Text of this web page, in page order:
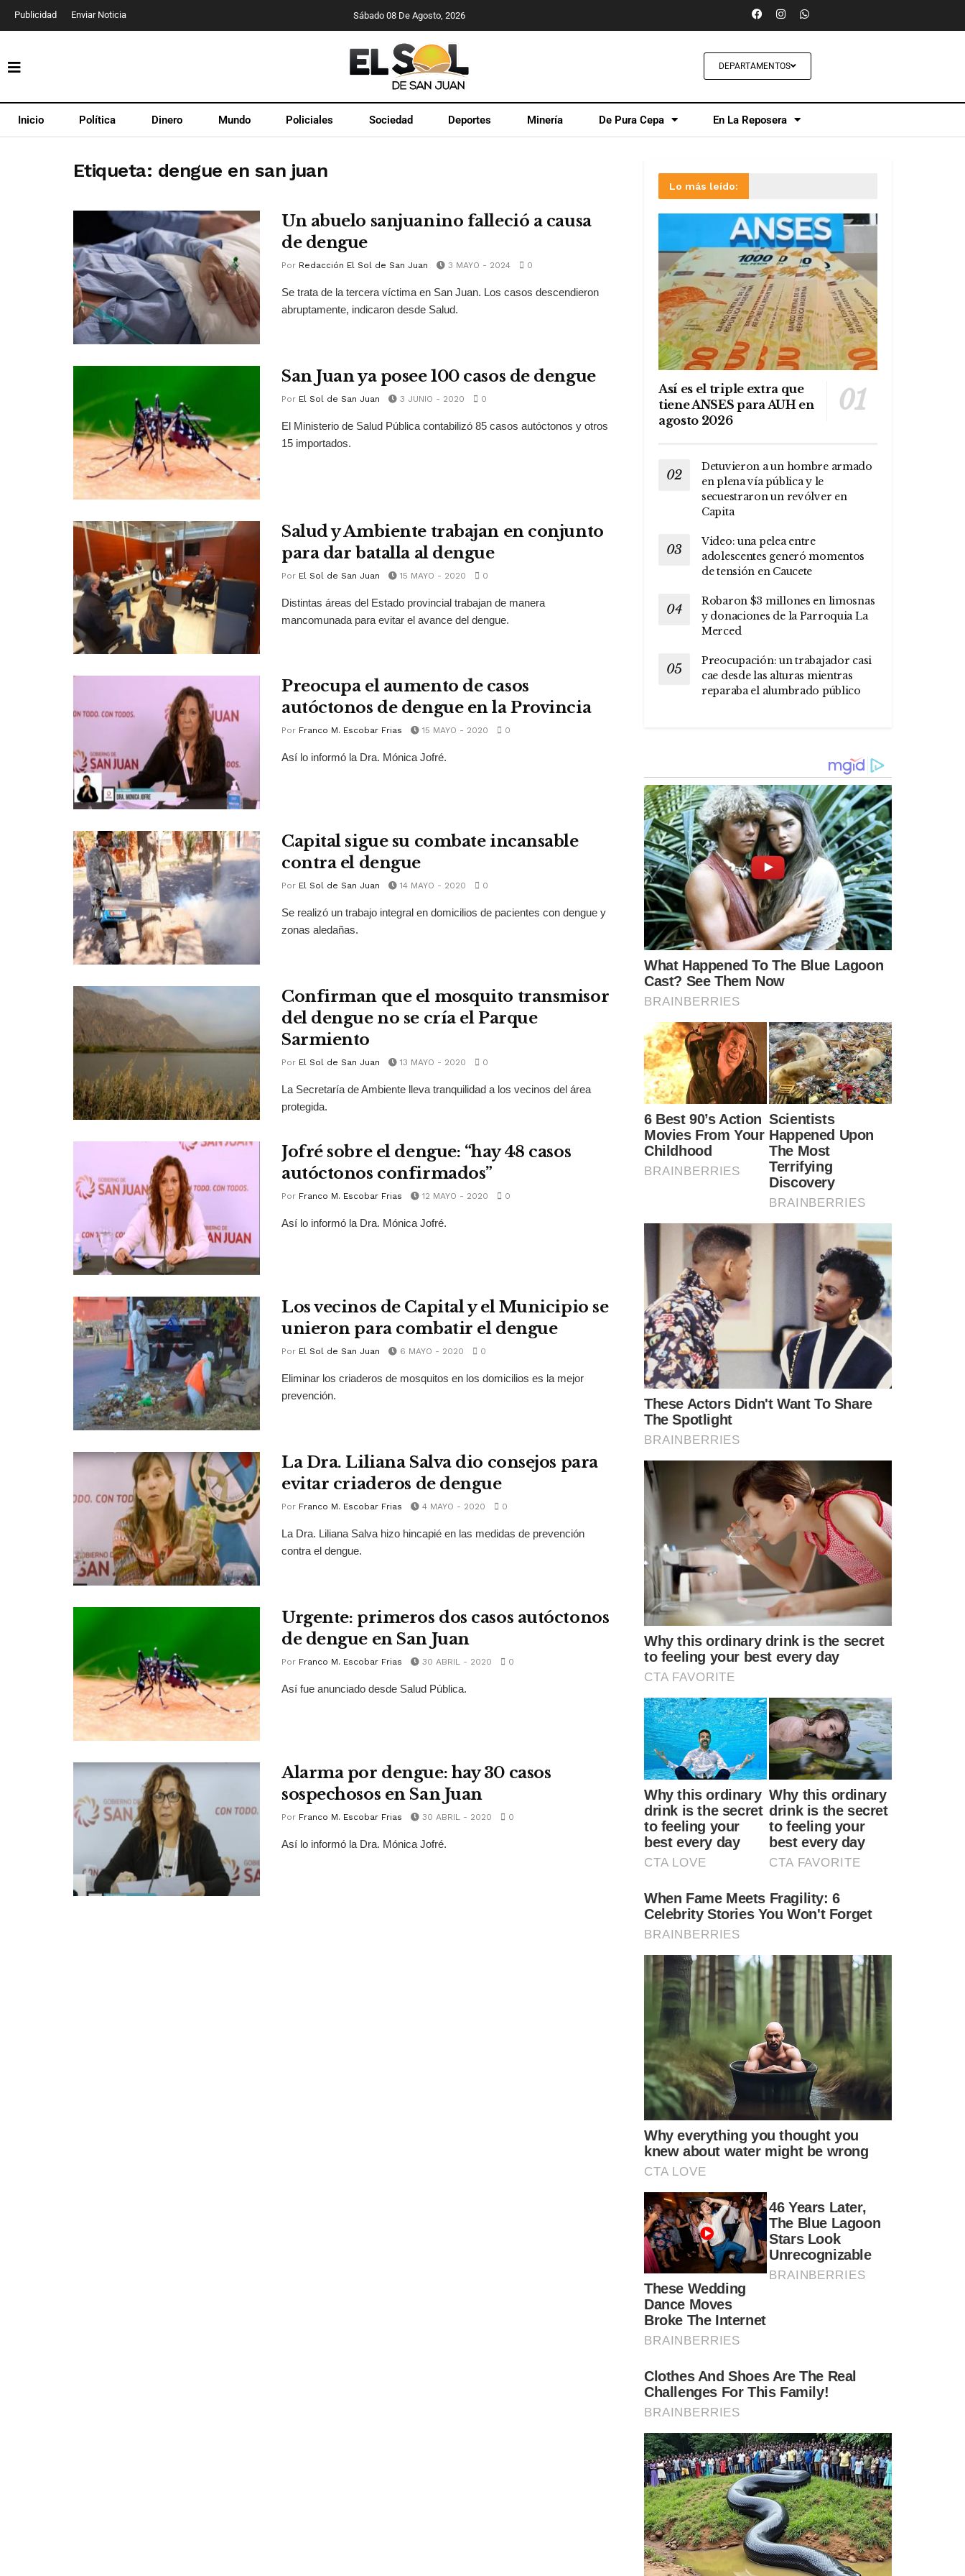
Publicidad Enviar Noticia Sábado 08 De Agosto, 2026
DEPARTAMENTOS
Inicio Política Dinero Mundo Policiales Sociedad Deportes Minería De Pura Cepa En La Reposera
Etiqueta: dengue en san juan
Un abuelo sanjuanino falleció a causa
de dengue
Por Redacción El Sol de San Juan 3 MAYO - 2024 0
Se trata de la tercera víctima en San Juan. Los casos descendieron
abruptamente, indicaron desde Salud.
San Juan ya posee 100 casos de dengue
Por El Sol de San Juan 3 JUNIO - 2020 0
El Ministerio de Salud Pública contabilizó 85 casos autóctonos y otros
15 importados.
Salud y Ambiente trabajan en conjunto
para dar batalla al dengue
Por El Sol de San Juan 15 MAYO - 2020 0
Distintas áreas del Estado provincial trabajan de manera
mancomunada para evitar el avance del dengue.
Preocupa el aumento de casos
autóctonos de dengue en la Provincia
Por Franco M. Escobar Frias 15 MAYO - 2020 0
Así lo informó la Dra. Mónica Jofré.
Capital sigue su combate incansable
contra el dengue
Por El Sol de San Juan 14 MAYO - 2020 0
Se realizó un trabajo integral en domicilios de pacientes con dengue y
zonas aledañas.
Confirman que el mosquito transmisor
del dengue no se cría el Parque
Sarmiento
Por El Sol de San Juan 13 MAYO - 2020 0
La Secretaría de Ambiente lleva tranquilidad a los vecinos del área
protegida.
Jofré sobre el dengue: “hay 48 casos
autóctonos confirmados”
Por Franco M. Escobar Frias 12 MAYO - 2020 0
Así lo informó la Dra. Mónica Jofré.
Los vecinos de Capital y el Municipio se
unieron para combatir el dengue
Por El Sol de San Juan 6 MAYO - 2020 0
Eliminar los criaderos de mosquitos en los domicilios es la mejor
prevención.
La Dra. Liliana Salva dio consejos para
evitar criaderos de dengue
Por Franco M. Escobar Frias 4 MAYO - 2020 0
La Dra. Liliana Salva hizo hincapié en las medidas de prevención
contra el dengue.
Urgente: primeros dos casos autóctonos
de dengue en San Juan
Por Franco M. Escobar Frias 30 ABRIL - 2020 0
Así fue anunciado desde Salud Pública.
Alarma por dengue: hay 30 casos
sospechosos en San Juan
Por Franco M. Escobar Frias 30 ABRIL - 2020 0
Así lo informó la Dra. Mónica Jofré.
Lo más leído:
Así es el triple extra que
tiene ANSES para AUH en
agosto 2026
Detuvieron a un hombre armado
en plena vía pública y le
secuestraron un revólver en
Capita
Video: una pelea entre
adolescentes generó momentos
de tensión en Caucete
Robaron $3 millones en limosnas
y donaciones de la Parroquia La
Merced
Preocupación: un trabajador casi
cae desde las alturas mientras
reparaba el alumbrado público